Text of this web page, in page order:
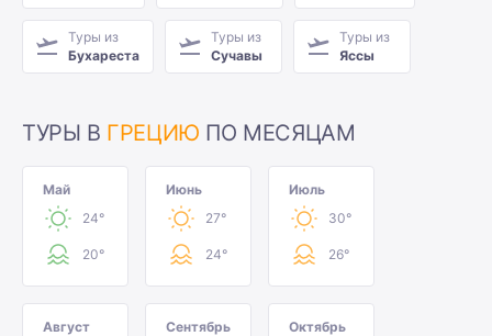
Туры из
Бухареста
Туры из
Сучавы
Туры из
Яссы
ТУРЫ В ГРЕЦИЮ ПО МЕСЯЦАМ
Май
24°
20°
Июнь
27°
24°
Июль
30°
26°
Август
Сентябрь
Октябрь